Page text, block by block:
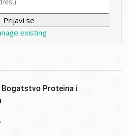
existing
Bogatstvo Proteina i